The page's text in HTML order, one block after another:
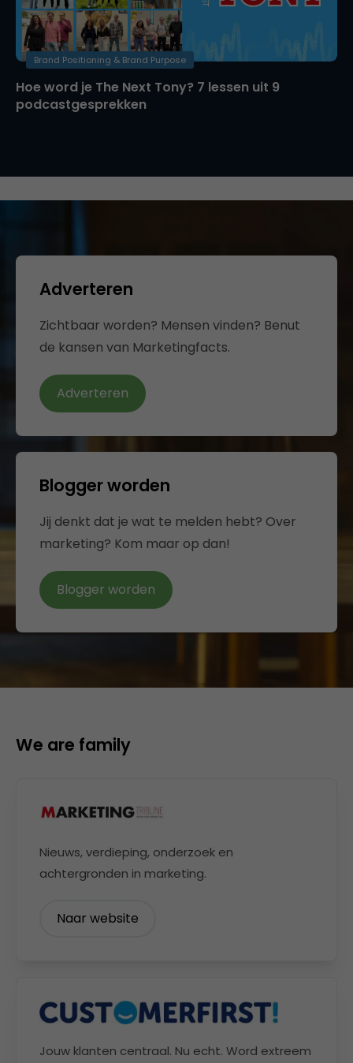
Brand Positioning & Brand Purpose
Hoe word je The Next Tony? 7 lessen uit 9
podcastgesprekken
Adverteren
Zichtbaar worden? Mensen vinden? Benut
de kansen van Marketingfacts.
Adverteren
Blogger worden
Jij denkt dat je wat te melden hebt? Over
marketing? Kom maar op dan!
Blogger worden
We are family
Nieuws, verdieping, onderzoek en
achtergronden in marketing.
Naar website
Jouw klanten centraal. Nu echt. Word extreem